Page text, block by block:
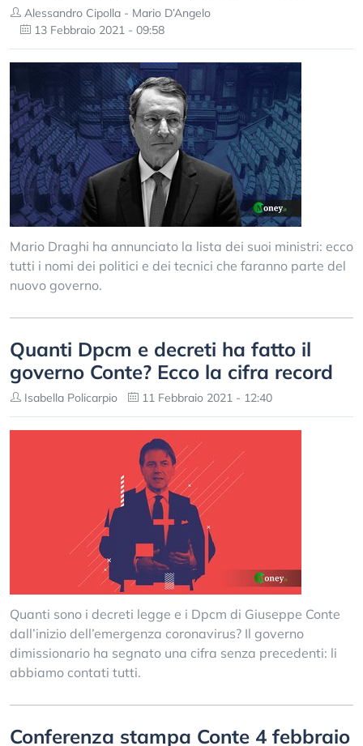
Alessandro Cipolla - Mario D’Angelo
13 Febbraio 2021 - 09:58
Mario Draghi ha annunciato la lista dei suoi ministri: ecco
tutti i nomi dei politici e dei tecnici che faranno parte del
nuovo governo.
Quanti Dpcm e decreti ha fatto il
governo Conte? Ecco la cifra record
Isabella Policarpio 11 Febbraio 2021 - 12:40
Quanti sono i decreti legge e i Dpcm di Giuseppe Conte
dall’inizio dell’emergenza coronavirus? Il governo
dimissionario ha segnato una cifra senza precedenti: li
abbiamo contati tutti.
Conferenza stampa Conte 4 febbraio